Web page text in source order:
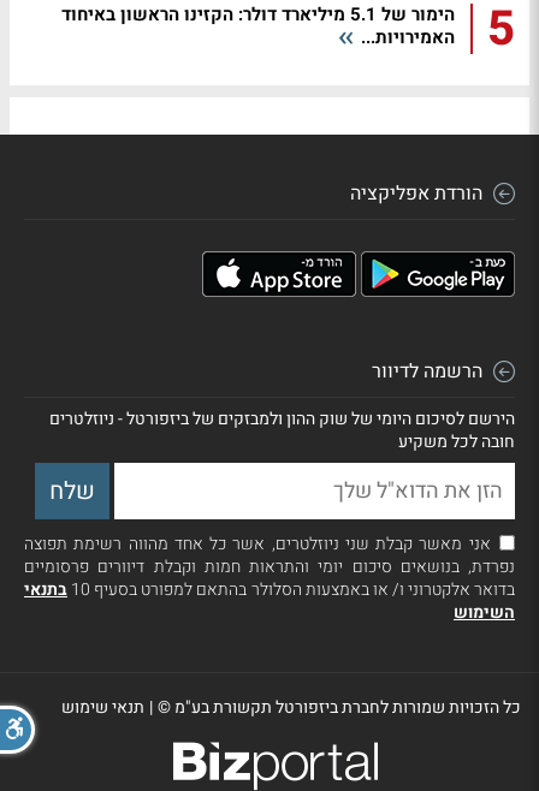
5
הימור של 5.1 מיליארד דולר: הקזינו הראשון באיחוד
האמירויות...
הורדת אפליקציה
הרשמה לדיוור
הירשם לסיכום היומי של שוק ההון ולמבזקים של ביזפורטל - ניוזלטרים
חובה לכל משקיע
אני מאשר קבלת שני ניוזלטרים, אשר כל אחד מהווה רשימת תפוצה
נפרדת, בנושאים סיכום יומי והתראות חמות וקבלת דיוורים פרסומיים
בדואר אלקטרוני ו/ או באמצעות הסלולר בהתאם למפורט בסעיף 10
בתנאי
השימוש
כל הזכויות שמורות לחברת ביזפורטל תקשורת בע"מ ©| תנאי שימוש